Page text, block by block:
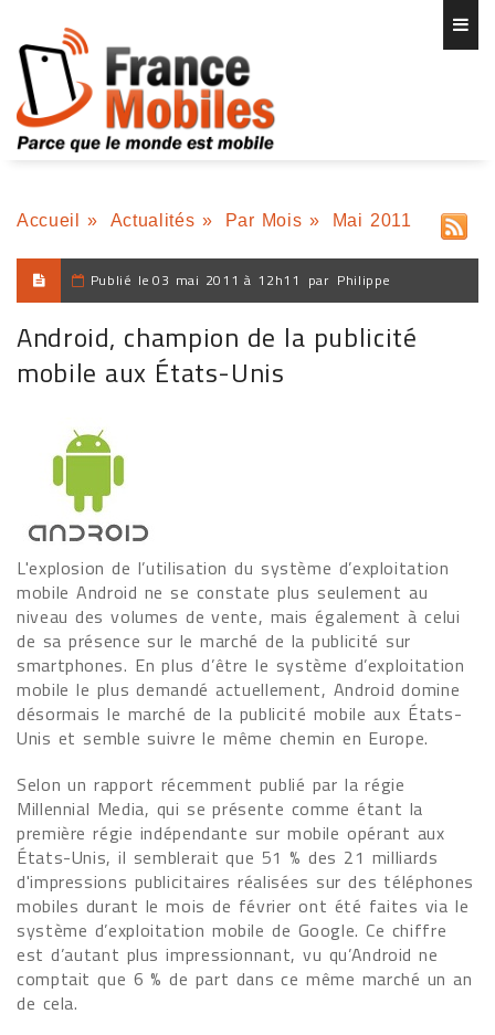
Accueil » Actualités » Par Mois » Mai 2011
Publié le 03 mai 2011 à 12h11 par Philippe
Android, champion de la publicité
mobile aux États-Unis
L'explosion de l’utilisation du système d’exploitation
mobile Android ne se constate plus seulement au
niveau des volumes de vente, mais également à celui
de sa présence sur le marché de la publicité sur
smartphones. En plus d’être le système d’exploitation
mobile le plus demandé actuellement, Android domine
désormais le marché de la publicité mobile aux États-
Unis et semble suivre le même chemin en Europe.
Selon un rapport récemment publié par la régie
Millennial Media, qui se présente comme étant la
première régie indépendante sur mobile opérant aux
États-Unis, il semblerait que 51 % des 21 milliards
d'impressions publicitaires réalisées sur des téléphones
mobiles durant le mois de février ont été faites via le
système d’exploitation mobile de Google. Ce chiffre
est d’autant plus impressionnant, vu qu’Android ne
comptait que 6 % de part dans ce même marché un an
de cela.